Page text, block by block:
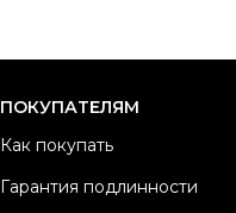
ПОКУПАТЕЛЯМ
Как покупать
Гарантия подлинности